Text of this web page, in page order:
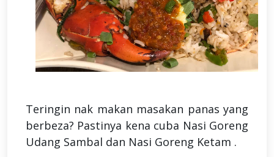
Teringin nak makan masakan panas yang
berbeza? Pastinya kena cuba Nasi Goreng
Udang Sambal dan Nasi Goreng Ketam .